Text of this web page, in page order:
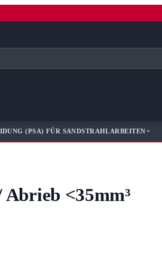
(PSA) FÜR SANDSTRAHLARBEITEN
<35mm³